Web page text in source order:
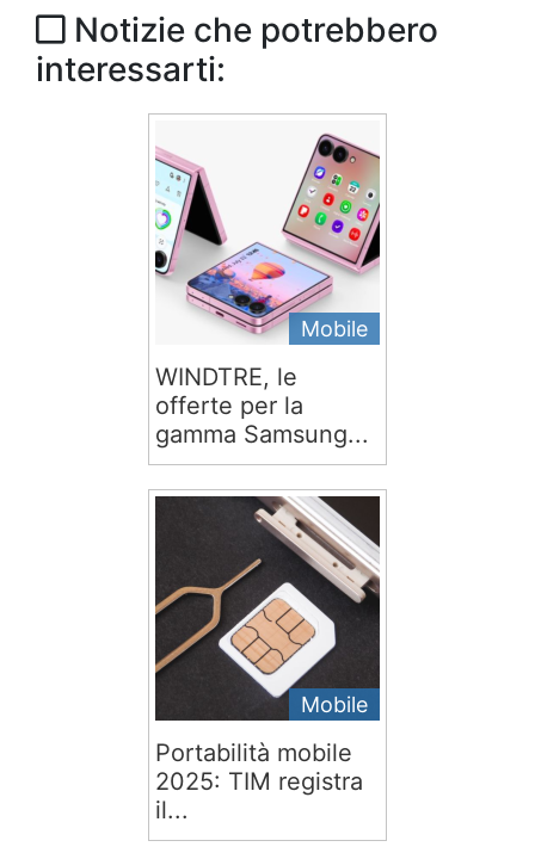
Notizie che potrebbero
interessarti:
Mobile
WINDTRE, le
offerte per la
gamma Samsung...
Mobile
Portabilità mobile
2025: TIM registra
il...